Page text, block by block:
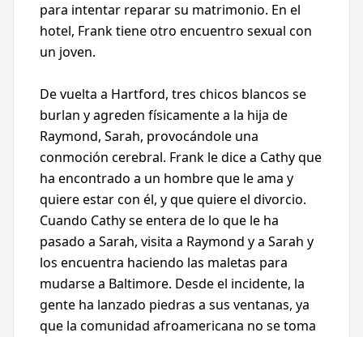
para intentar reparar su matrimonio. En el
hotel, Frank tiene otro encuentro sexual con
un joven.
De vuelta a Hartford, tres chicos blancos se
burlan y agreden físicamente a la hija de
Raymond, Sarah, provocándole una
conmoción cerebral. Frank le dice a Cathy que
ha encontrado a un hombre que le ama y
quiere estar con él, y que quiere el divorcio.
Cuando Cathy se entera de lo que le ha
pasado a Sarah, visita a Raymond y a Sarah y
los encuentra haciendo las maletas para
mudarse a Baltimore. Desde el incidente, la
gente ha lanzado piedras a sus ventanas, ya
que la comunidad afroamericana no se toma